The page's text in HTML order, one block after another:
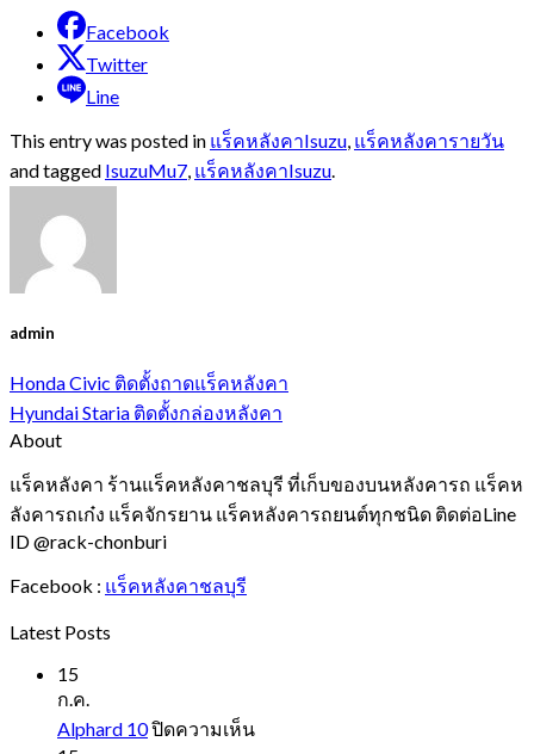
Facebook
Twitter
Line
This entry was posted in แร็คหลังคาIsuzu แร็คหลังคารายวัน
and tagged IsuzuMu7 แร็คหลังคาIsuzu
admin
Honda Civic ติดตั้งถาดแร็คหลังคา
Hyundai Staria ติดตั้งกล่องหลังคา
About
แร็คหลังคา ร้านแร็คหลังคาชลบุรี ที่เก็บของบนหลังคารถ แร็คห
ลังคารถเก๋ง แร็คจักรยาน แร็คหลังคารถยนต์ทุกชนิด ติดต่อLine
ID @rack-chonburi
Facebook : แร็คหลังคาชลบุรี
Latest Posts
15
ก.ค.
Alphard 10ปิดความเห็นบน